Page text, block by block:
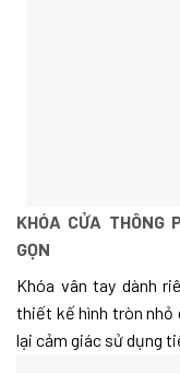
KHÓA CỬA THÔNG
GỌN
Khóa vân tay dành
thiết kế hình tròn nhỏ
lại cảm giác sử dụng